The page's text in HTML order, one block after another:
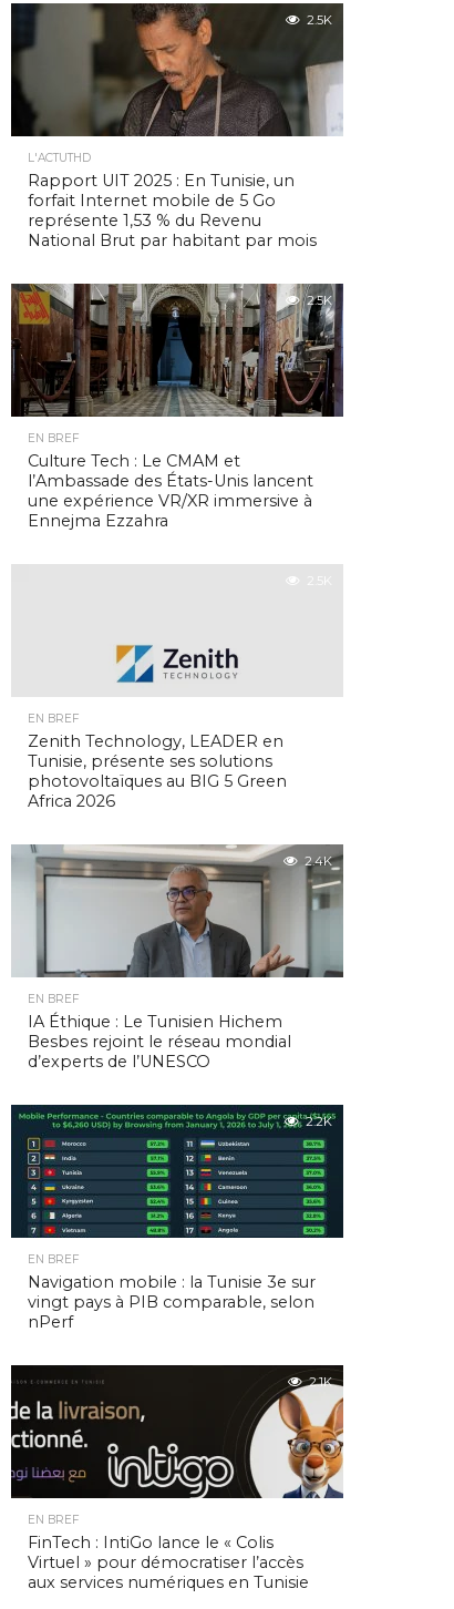
2.5K
L'ACTUTHD
Rapport UIT 2025 : En Tunisie, un
forfait Internet mobile de 5 Go
représente 1,53 % du Revenu
National Brut par habitant par mois
2.5K
EN BREF
Culture Tech : Le CMAM et
l’Ambassade des États-Unis lancent
une expérience VR/XR immersive à
Ennejma Ezzahra
2.5K
EN BREF
Zenith Technology, LEADER en
Tunisie, présente ses solutions
photovoltaïques au BIG 5 Green
Africa 2026
2.4K
EN BREF
IA Éthique : Le Tunisien Hichem
Besbes rejoint le réseau mondial
d’experts de l’UNESCO
2.2K
EN BREF
Navigation mobile : la Tunisie 3e sur
vingt pays à PIB comparable, selon
nPerf
2.1K
EN BREF
FinTech : IntiGo lance le « Colis
Virtuel » pour démocratiser l’accès
aux services numériques en Tunisie